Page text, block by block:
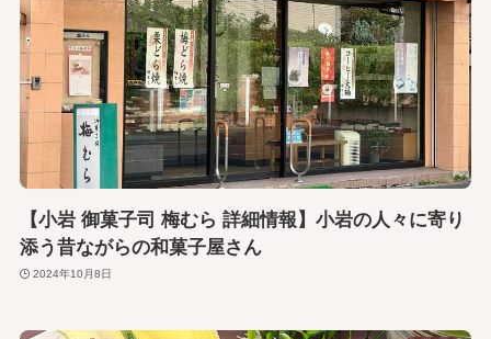
【小岩 御菓子司 梅むら 詳細情報】小岩の人々に寄り
添う昔ながらの和菓子屋さん
2024年10月8日